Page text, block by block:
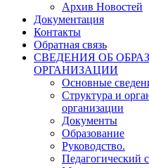
Архив Новостей
Документация
Контакты
Обратная связь
СВЕДЕНИЯ ОБ
ОРГАНИЗАЦИИ
Основные
Структура и
организации
Документы
Образование
Руководство.
Педагогический